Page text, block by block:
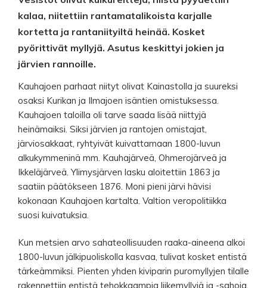
kalaa, niitettiin rantamatalikoista karjalle
kortetta ja rantaniityiltä heinää. Kosket
pyörittivät myllyjä. Asutus keskittyi jokien ja
järvien rannoille.
Kauhajoen parhaat niityt olivat Kainastolla ja suureksi
osaksi Kurikan ja Ilmajoen isäntien omistuksessa.
Kauhajoen taloilla oli tarve saada lisää niittyjä
heinämaiksi. Siksi järvien ja rantojen omistajat,
järviosakkaat, ryhtyivät kuivattamaan 1800-luvun
alkukymmeninä mm. Kauhajärveä, Ohmerojärveä ja
Ikkeläjärveä. Ylimysjärven lasku aloitettiin 1863 ja
saatiin päätökseen 1876. Moni pieni järvi hävisi
kokonaan Kauhajoen kartalta. Valtion veropolitiikka
suosi kuivatuksia.
Kun metsien arvo sahateollisuuden raaka-aineena alkoi
1800-luvun jälkipuoliskolla kasvaa, tulivat kosket entistä
tärkeämmiksi. Pienten yhden kiviparin puromyllyjen tilalle
rakennettiin entistä tehokkaampia liikemyllyjä ja -sahoja.